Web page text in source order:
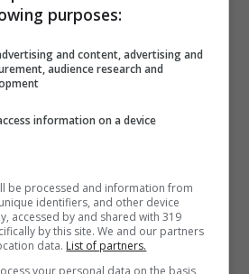
e della sua
purposes:
and content, advertising and
audience research and
information on a device
be processed and information from
identifiers, and other device
accessed by and shared with 319
by this site. We and our partners
data. List of partners.
your personal data on the basis